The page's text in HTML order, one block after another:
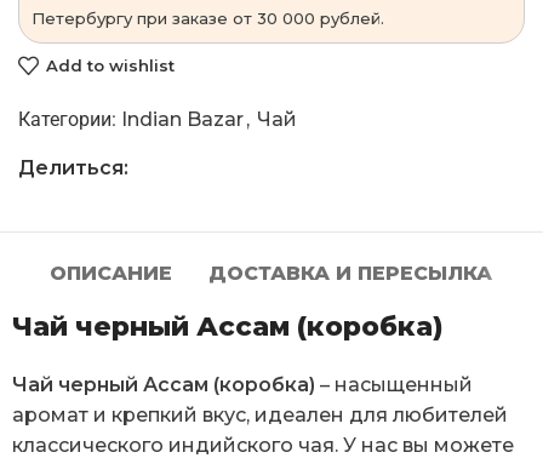
Петербургу при заказе от 30 000 рублей.
Add to wishlist
Категории: Indian Bazar, Чай
Делиться:
ОПИСАНИЕ ДОСТАВКА И ПЕРЕСЫЛКА
Чай черный Ассам (коробка)
Чай черный Ассам (коробка) – насыщенный
аромат и крепкий вкус, идеален для любителей
классического индийского чая. У нас вы можете